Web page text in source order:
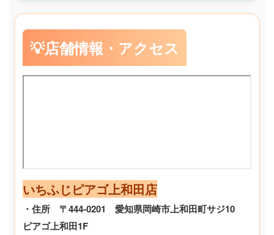
💡店舗情報・アクセス
いちふじピアゴ上和田店
・住所 〒444-0201 愛知県岡崎市上和田町サジ10
ピアゴ上和田1F